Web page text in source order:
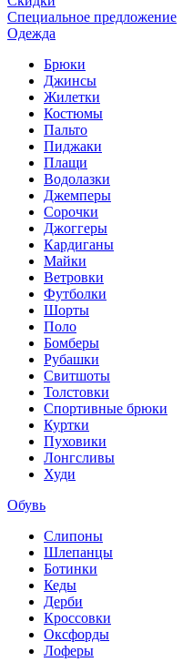
Специальное предложение
Одежда
Брюки
Джинсы
Жилетки
Костюмы
Пальто
Пиджаки
Плащи
Водолазки
Джемперы
Сорочки
Джоггеры
Кардиганы
Майки
Ветровки
Футболки
Шорты
Поло
Бомберы
Рубашки
Свитшоты
Толстовки
Спортивные брюки
Куртки
Пуховики
Лонгсливы
Худи
Обувь
Слипоны
Шлепанцы
Ботинки
Кеды
Дерби
Кроссовки
Оксфорды
Лоферы